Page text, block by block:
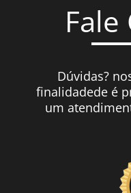
Fale
Dúvidas?
finalidadede é
um